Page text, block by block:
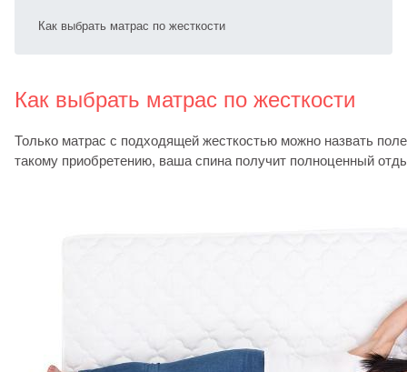
Как выбрать матрас по жесткости
Как выбрать матрас по жесткости
Только матрас с подходящей жесткостью можно назвать
такому приобретению, ваша спина получит полноценный